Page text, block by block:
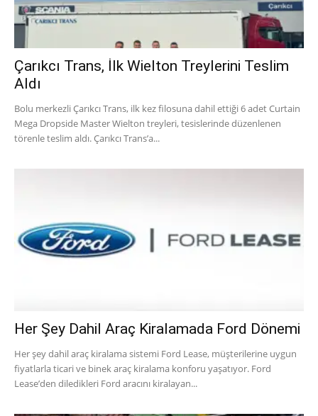
Çarıkcı Trans, İlk Wielton Treylerini Teslim
Aldı
Bolu merkezli Çarıkcı Trans, ilk kez filosuna dahil ettiği 6 adet Curtain
Mega Dropside Master Wielton treyleri, tesislerinde düzenlenen
törenle teslim aldı. Çarıkcı Trans’a...
Her Şey Dahil Araç Kiralamada Ford Dönemi
Her şey dahil araç kiralama sistemi Ford Lease, müşterilerine uygun
fiyatlarla ticari ve binek araç kiralama konforu yaşatıyor. Ford
Lease’den diledikleri Ford aracını kiralayan...